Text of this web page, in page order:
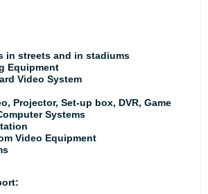
in streets and in stadiums
Equipment
Video System
Projector, Set-up box, DVR, Game
Systems
Video Equipment